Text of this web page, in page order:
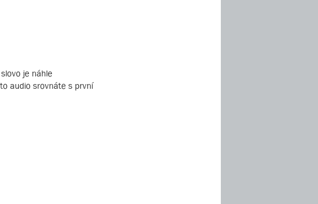
je náhle
audio srovnáte s první